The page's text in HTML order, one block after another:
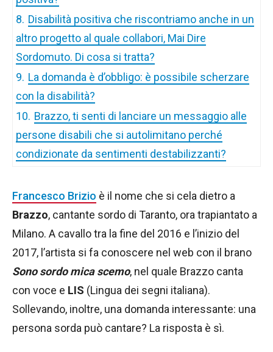
8. Disabilità positiva che riscontriamo anche in un
altro progetto al quale collabori, Mai Dire
Sordomuto. Di cosa si tratta?
9. La domanda è d’obbligo: è possibile scherzare
con la disabilità?
10. Brazzo, ti senti di lanciare un messaggio alle
persone disabili che si autolimitano perché
condizionate da sentimenti destabilizzanti?
Francesco Brizio è il nome che si cela dietro a
Brazzo, cantante sordo di Taranto, ora trapiantato a
Milano. A cavallo tra la fine del 2016 e l’inizio del
2017, l’artista si fa conoscere nel web con il brano
Sono sordo mica scemo, nel quale Brazzo canta
con voce e LIS (Lingua dei segni italiana).
Sollevando, inoltre, una domanda interessante: una
persona sorda può cantare? La risposta è sì.